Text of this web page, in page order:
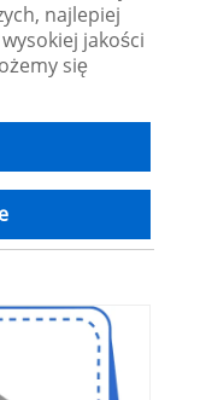
najlepiej
jakości
się